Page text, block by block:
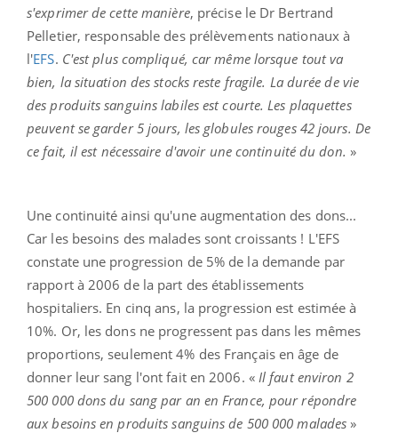
s'exprimer de cette manière, précise le Dr Bertrand
Pelletier, responsable des prélèvements nationaux à
l'EFS. C'est plus compliqué, car même lorsque tout va
bien, la situation des stocks reste fragile. La durée de vie
des produits sanguins labiles est courte. Les plaquettes
peuvent se garder 5 jours, les globules rouges 42 jours. De
ce fait, il est nécessaire d'avoir une continuité du don. »
Une continuité ainsi qu'une augmentation des dons...
Car les besoins des malades sont croissants ! L'EFS
constate une progression de 5% de la demande par
rapport à 2006 de la part des établissements
hospitaliers. En cinq ans, la progression est estimée à
10%. Or, les dons ne progressent pas dans les mêmes
proportions, seulement 4% des Français en âge de
donner leur sang l'ont fait en 2006. « Il faut environ 2
500 000 dons du sang par an en France, pour répondre
aux besoins en produits sanguins de 500 000 malades»